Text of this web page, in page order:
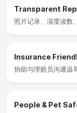
Transparent
照片记录、湿度读数
Insurance
协助与理赔员沟通温
People & Pet